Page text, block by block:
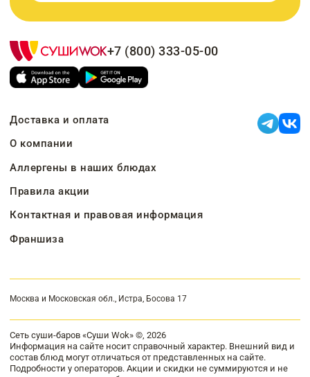
+7 (800) 333-05-00
Доставка и оплата
О компании
Аллергены в наших блюдах
Правила акции
Контактная и правовая информация
Франшиза
Москва и Московская обл., Истра, Босова 17
Сеть суши-баров «Суши Wok» ©, 2026
Информация на сайте носит справочный характер. Внешний вид и
состав блюд могут отличаться от представленных на сайте.
Подробности у операторов. Акции и скидки не суммируются и не